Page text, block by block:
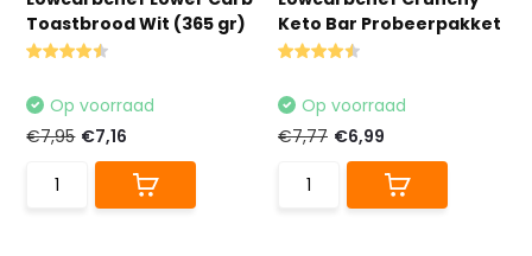
Toastbrood Wit (365 gr)
Op voorraad
€7,95 €7,16
Keto Bar Probeerpakket
Op voorraad
€7,77 €6,99